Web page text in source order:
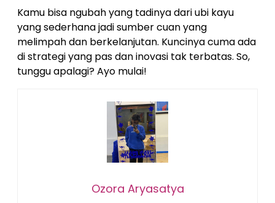
Kamu bisa ngubah yang tadinya dari ubi kayu
yang sederhana jadi sumber cuan yang
melimpah dan berkelanjutan. Kuncinya cuma ada
di strategi yang pas dan inovasi tak terbatas. So,
tunggu apalagi? Ayo mulai!
Ozora Aryasatya